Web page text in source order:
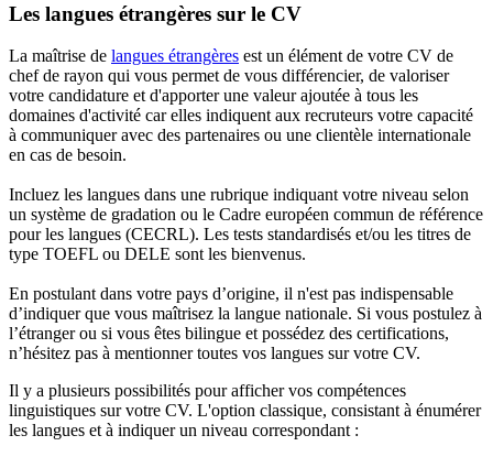
Les langues étrangères sur le CV
La maîtrise de langues étrangères est un élément de votre CV de
chef de rayon qui vous permet de vous différencier, de valoriser
votre candidature et d'apporter une valeur ajoutée à tous les
domaines d'activité car elles indiquent aux recruteurs votre capacité
à communiquer avec des partenaires ou une clientèle internationale
en cas de besoin.
Incluez les langues dans une rubrique indiquant votre niveau selon
un système de gradation ou le Cadre européen commun de référence
pour les langues (CECRL). Les tests standardisés et/ou les titres de
type TOEFL ou DELE sont les bienvenus.
En postulant dans votre pays d’origine, il n'est pas indispensable
d’indiquer que vous maîtrisez la langue nationale. Si vous postulez à
l’étranger ou si vous êtes bilingue et possédez des certifications,
n’hésitez pas à mentionner toutes vos langues sur votre CV.
Il y a plusieurs possibilités pour afficher vos compétences
linguistiques sur votre CV. L'option classique, consistant à énumérer
les langues et à indiquer un niveau correspondant :